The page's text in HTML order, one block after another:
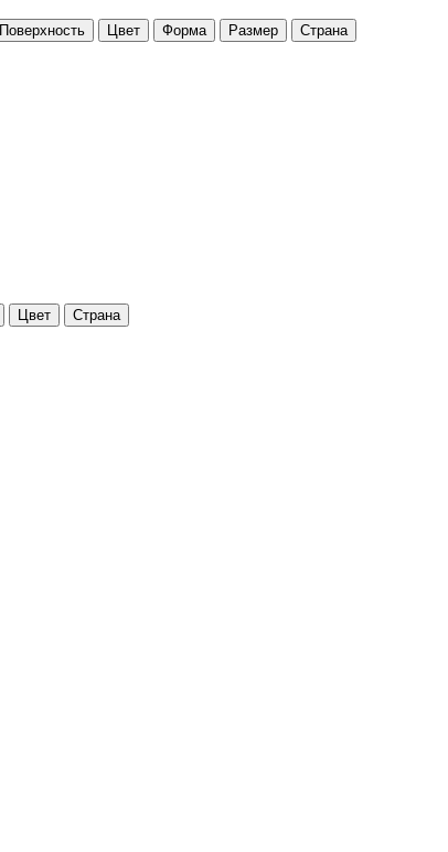
Поверхность Цвет Форма Размер Страна
Цвет Страна